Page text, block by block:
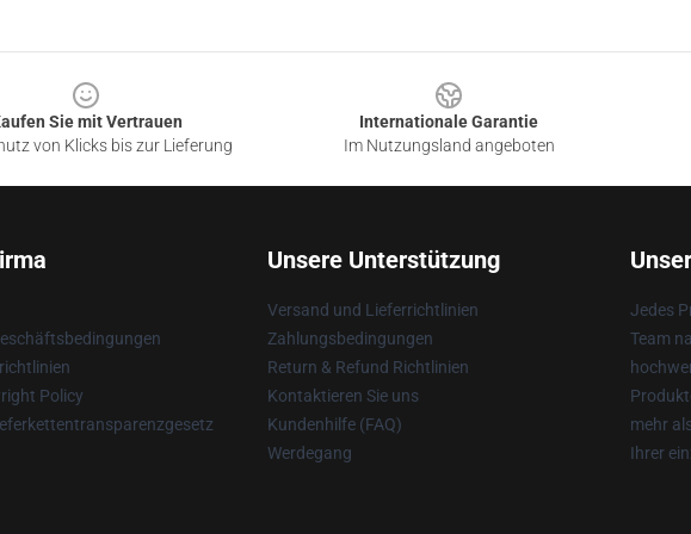
Sie mit Vertrauen
von Klicks bis zur Lieferung
Internationale Garantie
Im Nutzungsland angeboten
Policy
Unsere Unterstützung
Versand und Lieferrichtlinien
Zahlungsbedingungen
Return & Refund Richtlinien
Kontaktieren Sie uns
Kundenhilfe (FAQ)
Werdegang
Jedes
Team
mehr
Ihrer